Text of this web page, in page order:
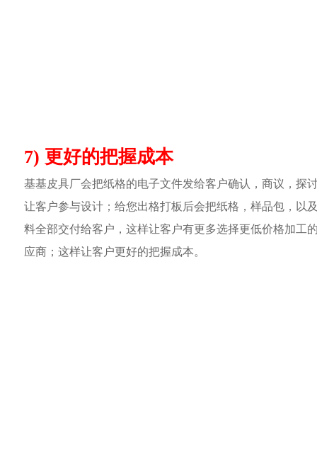
7) 更好的把握成本
基基皮具厂会把纸格的电子文件发给客户确认，商议，探
让客户参与设计；给您出格打板后会把纸格，样品包，以
料全部交付给客户，这样让客户有更多选择更低价格加工
应商；这样让客户更好的把握成本。